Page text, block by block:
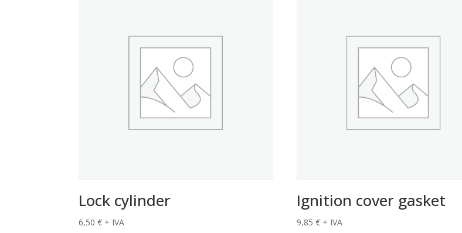
Lock cylinder
6,50€ + IVA
Ignition cover gasket
9,85 € + IVA